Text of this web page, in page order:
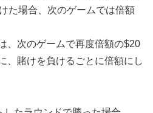
た場合、次のゲームでは倍額
、次のゲームで再度倍額の$20
、賭けを負けるごとに倍額にし